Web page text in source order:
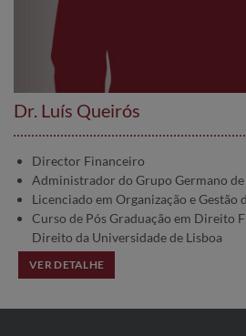
Dr. Luís Queirós
Director Financeiro
Administrador do Grupo Germano de
Licenciado em Organização e Gestão
Curso de Pós Graduação em Direito
Direito da Universidade de Lisboa
VER DETALHE